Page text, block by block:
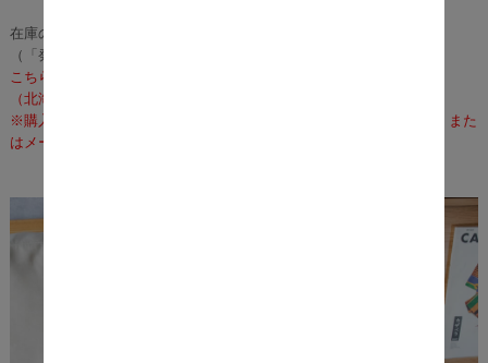
在庫のある場合は、3～5営業日で発送いたします。
（「発送」であり「お届け」ではございませんのでご注意ください）
こちらの商品の配送料は無料となります。
（北海道・沖縄・離島への配送は、送料別途お見積りとなります）
※購入前に事前確認も可能となりますので、お電話（075-366-3835）また
はメールにて、お気軽にお問合せくださいませ。